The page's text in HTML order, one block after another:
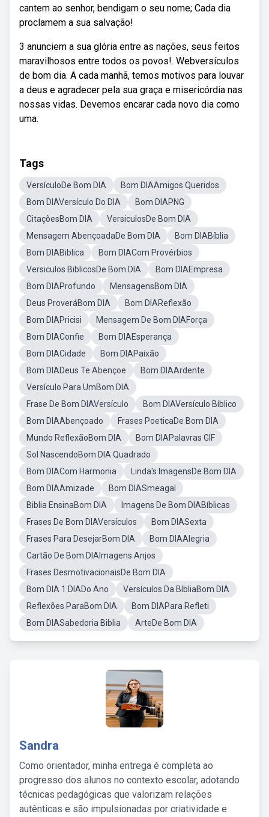
cantem ao senhor, bendigam o seu nome; Cada dia
proclamem a sua salvação!
3 anunciem a sua glória entre as nações, seus feitos
maravilhosos entre todos os povos!. Webversículos
de bom dia. A cada manhã, temos motivos para louvar
a deus e agradecer pela sua graça e misericórdia nas
nossas vidas. Devemos encarar cada novo dia como
uma.
Tags
VersículoDe Bom DIA
Bom DIAAmigos Queridos
Bom DIAVersículo Do DIA
Bom DIAPNG
CitaçõesBom DIA
VersiculosDe Bom DIA
Mensagem AbençoadaDe Bom DIA
Bom DIABíblia
Bom DIABiblica
Bom DIACom Provérbios
Versiculos BiblicosDe Bom DIA
Bom DIAEmpresa
Bom DIAProfundo
MensagensBom DIA
Deus ProveráBom DIA
Bom DIAReflexão
Bom DIAPricisi
Mensagem De Bom DIAForça
Bom DIAConfie
Bom DIAEsperança
Bom DIACidade
Bom DIAPaixão
Bom DIADeus Te Abençoe
Bom DIAArdente
Versículo Para UmBom DIA
Frase De Bom DIAVersículo
Bom DIAVersículo Bíblico
Bom DIAAbençoado
Frases PoeticaDe Bom DIA
Mundo ReflexãoBom DIA
Bom DIAPalavras GIF
Sol NascendoBom DIA Quadrado
Bom DIACom Harmonia
Linda's ImagensDe Bom DIA
Bom DIAAmizade
Bom DIASmeagal
Biblia EnsinaBom DIA
Imagens De Bom DIABíblicas
Frases De Bom DIAVersículos
Bom DIASexta
Frases Para DesejarBom DIA
Bom DIAAlegria
Cartão De Bom DIAImagens Anjos
Frases DesmotivacionaisDe Bom DIA
Bom DIA 1 DIADo Ano
Versículos Da BíbliaBom DIA
Reflexões ParaBom DIA
Bom DIAPara Refleti
Bom DIASabedoria Biblia
ArteDe Bom DIA
Sandra
Como orientador, minha entrega é completa ao
progresso dos alunos no contexto escolar, adotando
técnicas pedagógicas que valorizam relações
autênticas e são impulsionadas por criatividade e